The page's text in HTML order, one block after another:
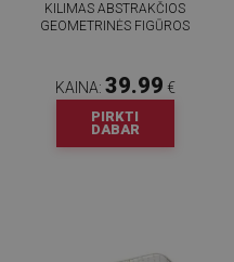
KILIMAS ABSTRAKČIOS
GEOMETRINĖS FIGŪROS
KAINA: 39.99 €
PIRKTI
DABAR